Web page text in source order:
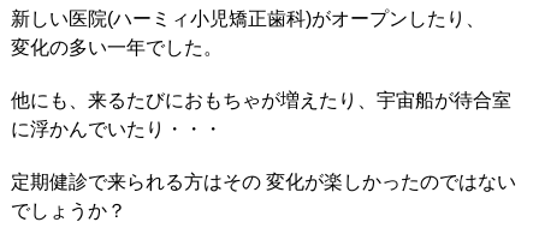
新しい医院(ハーミィ小児矯正歯科)がオープンしたり、
変化の多い一年でした。
他にも、来るたびにおもちゃが増えたり、宇宙船が待合室
に浮かんでいたり・・・
定期健診で来られる方はその 変化が楽しかったのではない
でしょうか？